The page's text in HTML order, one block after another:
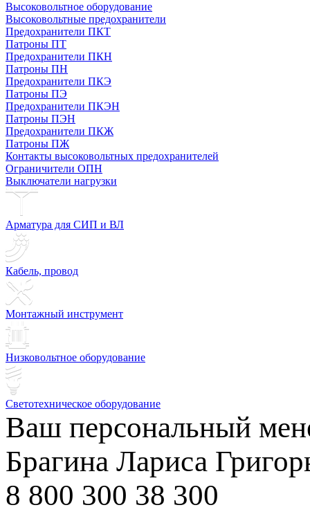
Высоковольтное оборудование
Высоковольтные предохранители
Предохранители ПКТ
Патроны ПТ
Предохранители ПКН
Патроны ПН
Предохранители ПКЭ
Патроны ПЭ
Предохранители ПКЭН
Патроны ПЭН
Предохранители ПКЖ
Патроны ПЖ
Контакты высоковольтных предохранителей
Ограничители ОПН
Выключатели нагрузки
Арматура для СИП и ВЛ
Кабель, провод
Монтажный инструмент
Низковольтное оборудование
Светотехническое оборудование
Ваш персональный
Брагина Лариса
8 800 300 38 300